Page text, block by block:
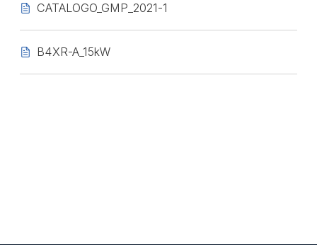
CATALOGO_GMP_2021-1
B4XR-A_15kW